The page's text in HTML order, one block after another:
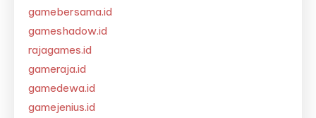
gamebersama.id
gameshadow.id
rajagames.id
gameraja.id
gamedewa.id
gamejenius.id